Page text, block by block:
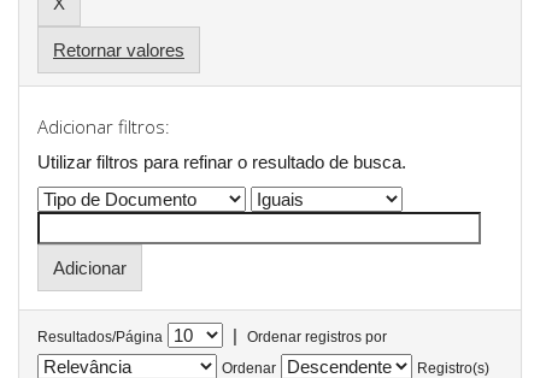
Retornar valores
Adicionar filtros:
Utilizar filtros para refinar o resultado de busca.
Resultados/Página |
Ordenar registros por
Ordenar
Registro(s)